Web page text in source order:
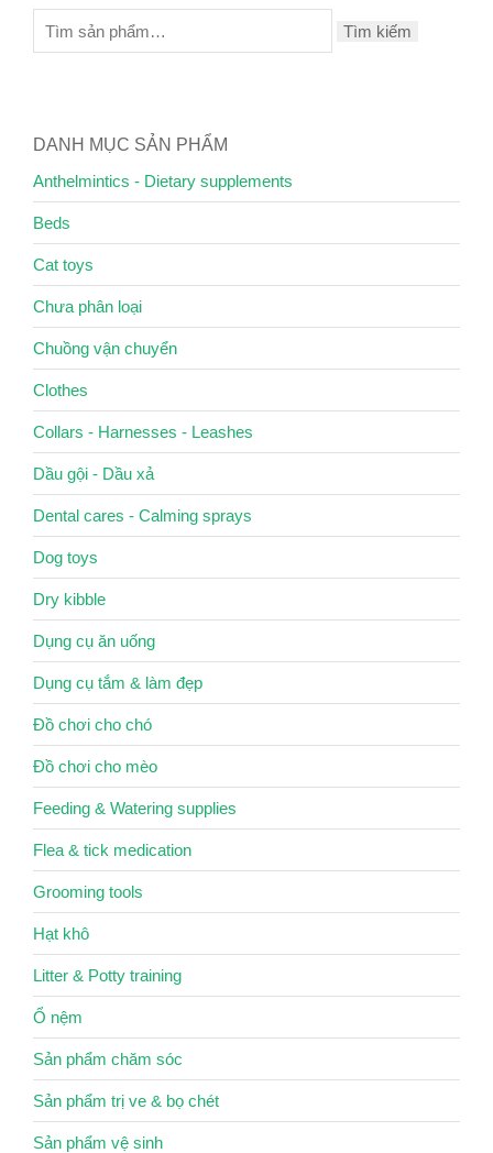
Tìm kiếm
DANH MỤC SẢN PHẨM
Anthelmintics - Dietary supplements
Beds
Cat toys
Chưa phân loại
Chuồng vận chuyển
Clothes
Collars - Harnesses - Leashes
Dầu gội - Dầu xả
Dental cares - Calming sprays
Dog toys
Dry kibble
Dụng cụ ăn uống
Dụng cụ tắm & làm đẹp
Đồ chơi cho chó
Đồ chơi cho mèo
Feeding & Watering supplies
Flea & tick medication
Grooming tools
Hạt khô
Litter & Potty training
Ổ nệm
Sản phẩm chăm sóc
Sản phẩm trị ve & bọ chét
Sản phẩm vệ sinh